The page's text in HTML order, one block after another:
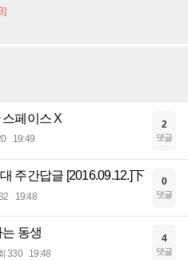
페이스 X
19:49
2
댓글
주간답글 [2016.09.12.]下
19:48
0
댓글
동생
330 19:48
4
댓글